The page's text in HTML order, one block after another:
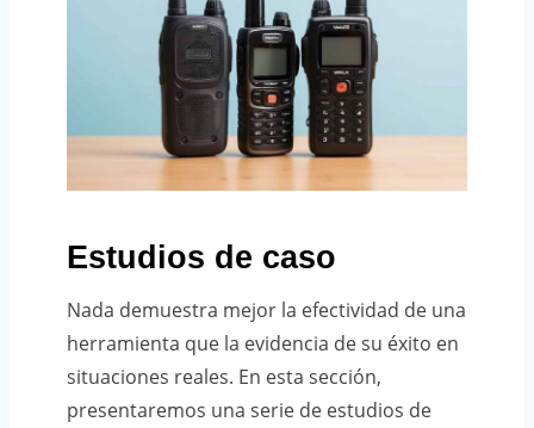
Estudios de caso
Nada demuestra mejor la efectividad de una
herramienta que la evidencia de su éxito en
situaciones reales. En esta sección,
presentaremos una serie de estudios de